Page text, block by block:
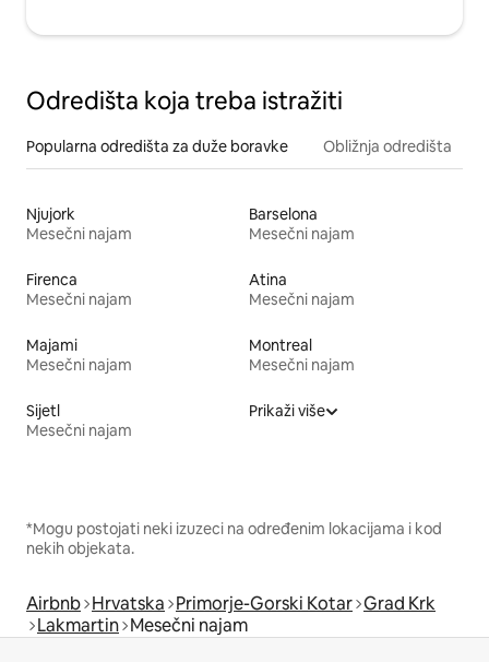
Odredišta koja treba istražiti
Popularna odredišta za duže boravke Obližnja odredišta
Njujork
Mesečni najam
Barselona
Mesečni najam
Firenca
Mesečni najam
Atina
Mesečni najam
Majami
Mesečni najam
Montreal
Mesečni najam
Sijetl
Mesečni najam
Prikaži više
*Mogu postojati neki izuzeci na određenim lokacijama i kod
nekih objekata.
Airbnb Hrvatska Primorje-Gorski Kotar Grad Krk
Lakmartin Mesečni najam